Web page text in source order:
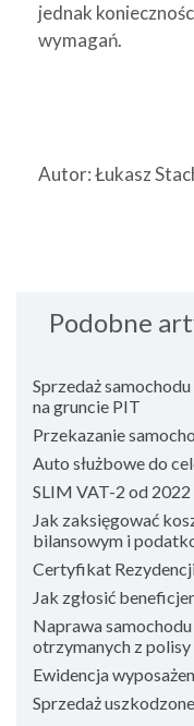
jednak
wymagań.
Autor: Łukasz
Podobne
Sprzedaż
na gruncie PIT
Przekazanie
Auto służbowe do
SLIM VAT-2 od
Jak zaksięgować
bilansowym i
Certyfikat
Jak zgłosić
Naprawa
otrzymanych z
Ewidencja
Sprzedaż